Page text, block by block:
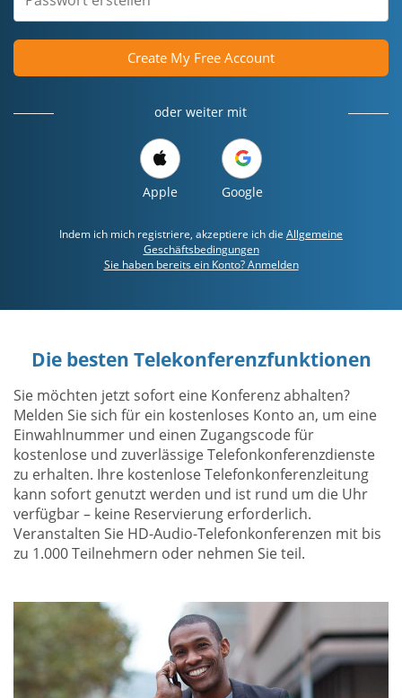
Create My Free Account
oder weiter mit
Apple Google
Indem ich mich registriere, akzeptiere ich die Allgemeine
Geschäftsbedingungen
Sie haben bereits ein Konto? Anmelden
Die besten Telekonferenzfunktionen
Sie möchten jetzt sofort eine Konferenz abhalten?
Melden Sie sich für ein kostenloses Konto an, um eine
Einwahlnummer und einen Zugangscode für
kostenlose und zuverlässige Telefonkonferenzdienste
zu erhalten. Ihre kostenlose Telefonkonferenzleitung
kann sofort genutzt werden und ist rund um die Uhr
verfügbar – keine Reservierung erforderlich.
Veranstalten Sie HD-Audio-Telefonkonferenzen mit bis
zu 1.000 Teilnehmern oder nehmen Sie teil.